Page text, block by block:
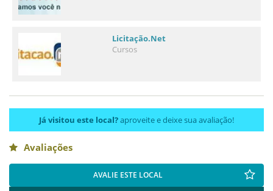
Licitação.Net
Cursos
Já visitou este local?aproveite e deixe sua avaliação!
Avaliações
AVALIE ESTE LOCAL